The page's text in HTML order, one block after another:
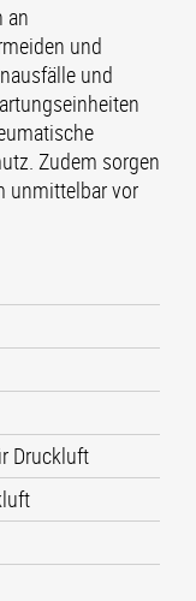
an
und
und
Zudem sorgen
unmittelbar vor
Druckluft